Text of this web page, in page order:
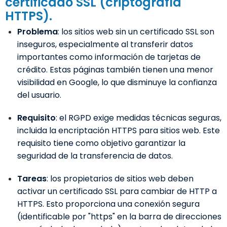
HTTPS).
Problema: los sitios web sin un certificado SSL son
inseguros, especialmente al transferir datos
importantes como información de tarjetas de
crédito. Estas páginas también tienen una menor
visibilidad en Google, lo que disminuye la confianza
del usuario.
Requisito: el RGPD exige medidas técnicas seguras,
incluida la encriptación HTTPS para sitios web. Este
requisito tiene como objetivo garantizar la
seguridad de la transferencia de datos.
Tareas: los propietarios de sitios web deben
activar un certificado SSL para cambiar de HTTP a
HTTPS. Esto proporciona una conexión segura
(identificable por "https" en la barra de direcciones